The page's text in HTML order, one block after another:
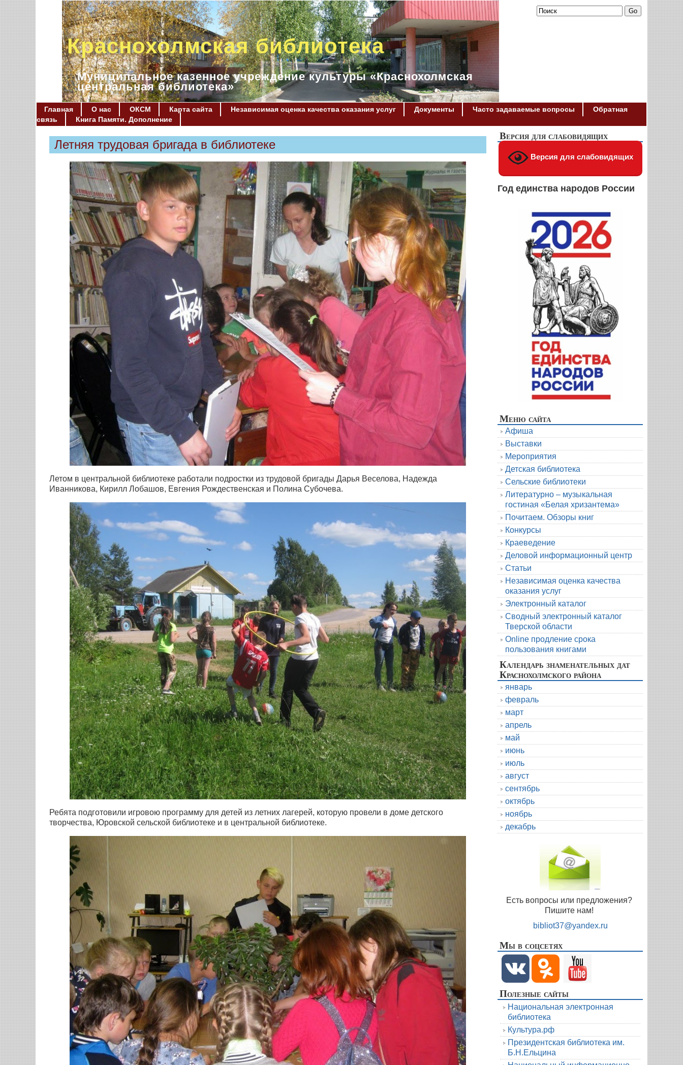
Краснохолмская библиотека
Муниципальное казенное учреждение культуры «Краснохолмская
центральная библиотека»
Главная О нас ОКСМ Карта сайта Независимая оценка качества оказания услуг Документы Часто задаваемые вопросы
Обратная
связь
Книга Памяти. Дополнение
Летняя трудовая бригада в библиотеке
Летом в центральной библиотеке работали подростки из трудовой бригады Дарья Веселова, Надежда
Иванникова, Кирилл Лобашов, Евгения Рождественская и Полина Субочева.
Ребята подготовили игровою программу для детей из летних лагерей, которую провели в доме детского
творчества, Юровской сельской библиотеке и в центральной библиотеке.
Версия для слабовидящих
Версия для слабовидящих
Год единства народов России
Меню сайта
Афиша
Выставки
Мероприятия
Детская библиотека
Сельские библиотеки
Литературно – музыкальная
гостиная «Белая хризантема»
Почитаем. Обзоры книг
Конкурсы
Краеведение
Деловой информационный центр
Статьи
Независимая оценка качества
оказания услуг
Электронный каталог
Сводный электронный каталог
Тверской области
Online продление срока
пользования книгами
Календарь знаменательных дат
Краснохолмского района
январь
февраль
март
апрель
май
июнь
июль
август
сентябрь
октябрь
ноябрь
декабрь
Есть вопросы или предложения?
Пишите нам!
bibliot37@yandex.ru
Мы в соцсетях
Полезные сайты
Национальная электронная
библиотека
Культура.рф
Президентская библиотека им.
Б.Н.Ельцина